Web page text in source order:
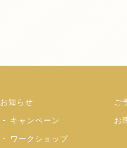
お知らせ
キャンペーン
ワークショップ
ご
お